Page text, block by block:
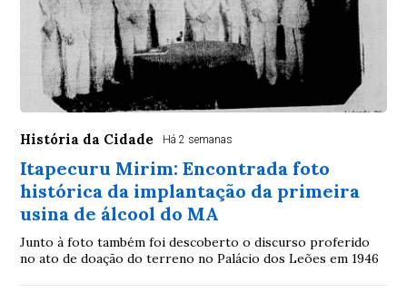
História da Cidade Há 2 semanas
Itapecuru Mirim: Encontrada foto
histórica da implantação da primeira
usina de álcool do MA
Junto à foto também foi descoberto o discurso proferido
no ato de doação do terreno no Palácio dos Leões em 1946